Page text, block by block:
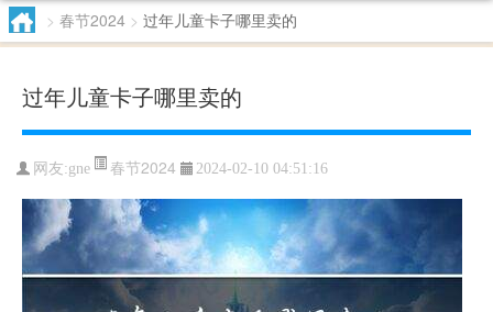
> 春节2024 > 过年儿童卡子哪里卖的
过年儿童卡子哪里卖的
网友:gne 春节2024 2024-02-10 04:51:16